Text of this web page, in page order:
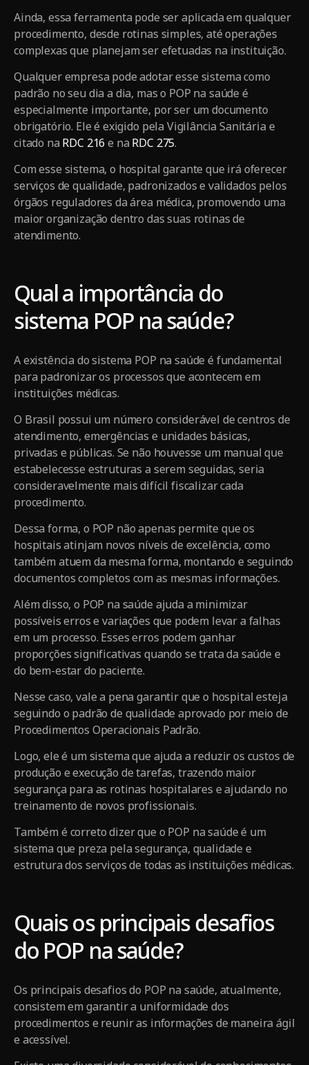
Ainda, essa ferramenta pode ser aplicada em qualquer
procedimento, desde rotinas simples, até operações
complexas que planejam ser efetuadas na instituição.
Qualquer empresa pode adotar esse sistema como
padrão no seu dia a dia, mas o POP na saúde é
especialmente importante, por ser um documento
obrigatório. Ele é exigido pela Vigilância Sanitária e
citado na RDC 216 e na RDC 275.
Com esse sistema, o hospital garante que irá oferecer
serviços de qualidade, padronizados e validados pelos
órgãos reguladores da área médica, promovendo uma
maior organização dentro das suas rotinas de
atendimento.
Qual a importância do
sistema POP na saúde?
A existência do sistema POP na saúde é fundamental
para padronizar os processos que acontecem em
instituições médicas.
O Brasil possui um número considerável de centros de
atendimento, emergências e unidades básicas,
privadas e públicas. Se não houvesse um manual que
estabelecesse estruturas a serem seguidas, seria
consideravelmente mais difícil fiscalizar cada
procedimento.
Dessa forma, o POP não apenas permite que os
hospitais atinjam novos níveis de excelência, como
também atuem da mesma forma, montando e seguindo
documentos completos com as mesmas informações.
Além disso, o POP na saúde ajuda a minimizar
possíveis erros e variações que podem levar a falhas
em um processo. Esses erros podem ganhar
proporções significativas quando se trata da saúde e
do bem-estar do paciente.
Nesse caso, vale a pena garantir que o hospital esteja
seguindo o padrão de qualidade aprovado por meio de
Procedimentos Operacionais Padrão.
Logo, ele é um sistema que ajuda a reduzir os custos de
produção e execução de tarefas, trazendo maior
segurança para as rotinas hospitalares e ajudando no
treinamento de novos profissionais.
Também é correto dizer que o POP na saúde é um
sistema que preza pela segurança, qualidade e
estrutura dos serviços de todas as instituições médicas.
Quais os principais desafios
do POP na saúde?
Os principais desafios do POP na saúde, atualmente,
consistem em garantir a uniformidade dos
procedimentos e reunir as informações de maneira ágil
e acessível.